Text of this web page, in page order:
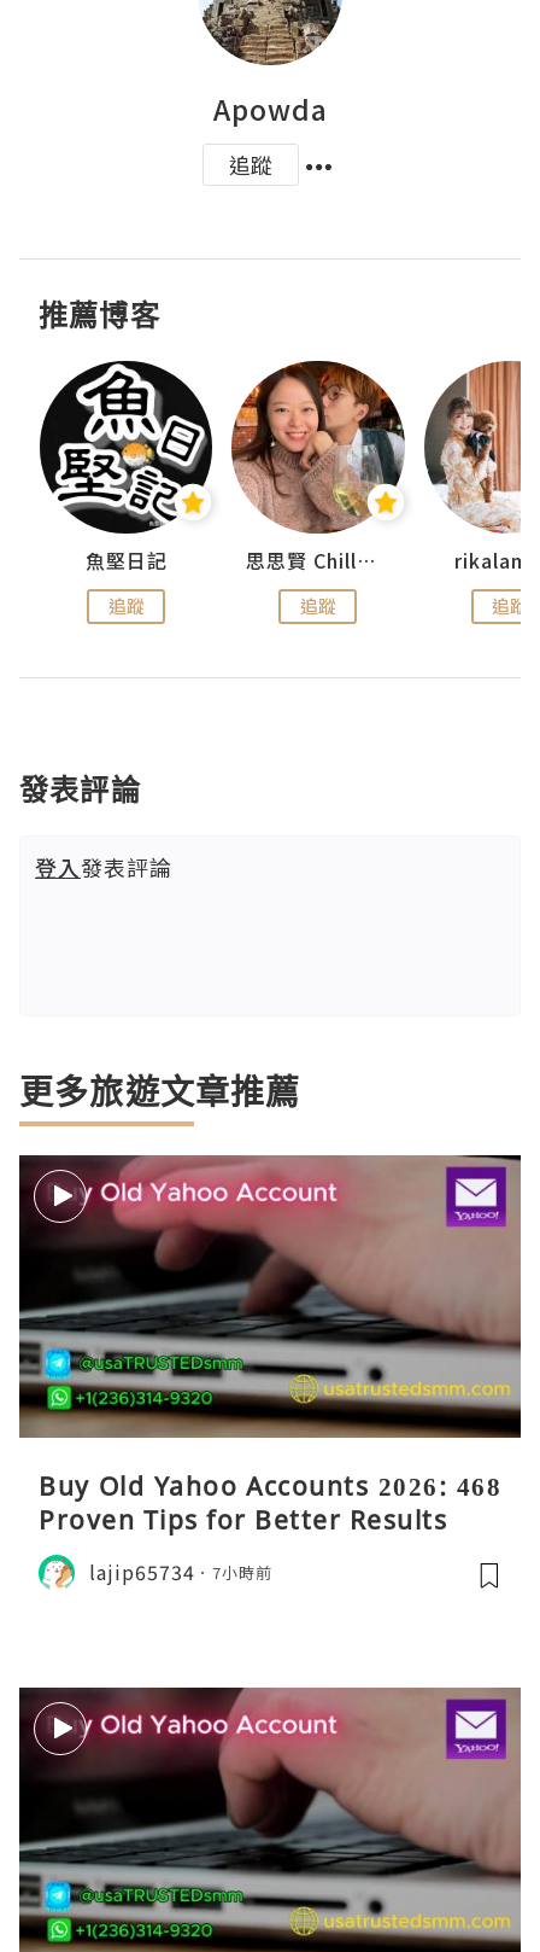
Apowda
追蹤
推薦博客
魚堅日記
追蹤
思思賢 ChillMyBabe
追蹤 追蹤
發表評論
登入發表評論
更多旅遊文章推薦
Buy Old Yahoo Accounts 2026: 468
Proven Tips for Better Results
lajip65734 7小時前